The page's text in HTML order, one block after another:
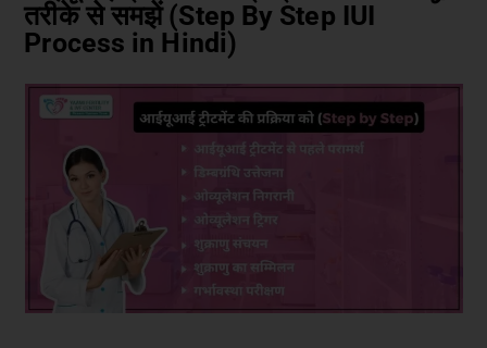
तरीके से समझें (Step By Step IUI
Process in Hindi)